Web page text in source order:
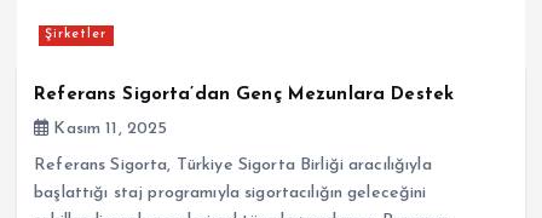
Şirketler
Referans Sigorta’dan Genç Mezunlara Destek
Kasım 11, 2025
Referans Sigorta, Türkiye Sigorta Birliği aracılığıyla
başlattığı staj programıyla sigortacılığın geleceğini